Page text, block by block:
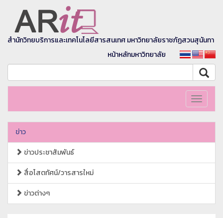
สำนักวิทยบริการและเทคโนโลยีสารสนเทศ มหาวิทยาลัยราชภัฏสวนสุนันทา
หน้าหลักมหาวิทยาลัย
Toggle
ข่าว
ข่าวประชาสัมพันธ์
สื่อโสตทัศน์/วารสารใหม่
ข่าวต่างๆ